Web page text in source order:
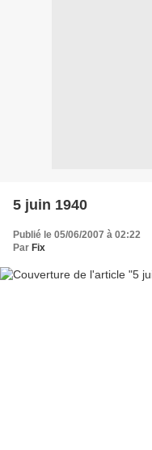
5 juin 1940
Publié le 05/06/2007 à 02:22
Par Fix